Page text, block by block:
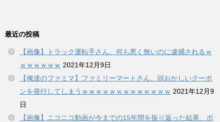
最近の投稿
【画像】トラック運転手さん、何も悪く無いのに逮捕されるｗ
ｗｗｗｗｗｗ 2021年12月9日
【俺達のファミマ】ファミリーマートさん、頭おかしいクーポ
ンを発行してしまうｗｗｗｗｗｗｗｗｗｗｗｗｗ 2021年12月9
日
【画像】ニコニコ動画が今までの15年間を振り返った結果、ポ